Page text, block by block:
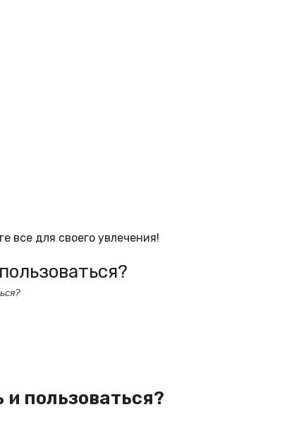
все для своего увлечения!
пользоваться?